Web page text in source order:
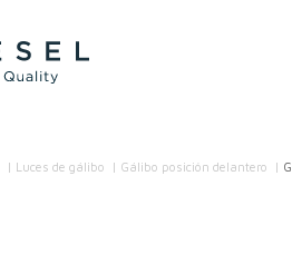
Luces de gálibo Gálibo posición delantero